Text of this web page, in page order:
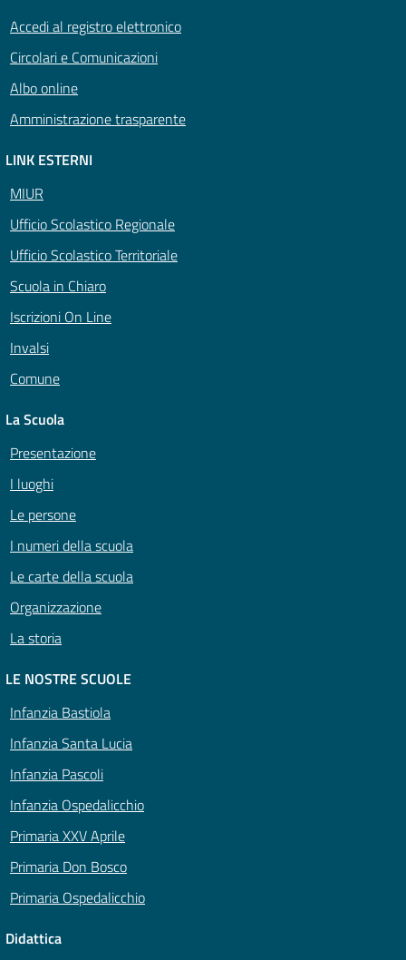
Accedi al registro elettronico
Circolari e Comunicazioni
Albo online
Amministrazione trasparente
LINK ESTERNI
MIUR
Ufficio Scolastico Regionale
Ufficio Scolastico Territoriale
Scuola in Chiaro
Iscrizioni On Line
Invalsi
Comune
La Scuola
Presentazione
I luoghi
Le persone
I numeri della scuola
Le carte della scuola
Organizzazione
La storia
LE NOSTRE SCUOLE
Infanzia Bastiola
Infanzia Santa Lucia
Infanzia Pascoli
Infanzia Ospedalicchio
Primaria XXV Aprile
Primaria Don Bosco
Primaria Ospedalicchio
Didattica